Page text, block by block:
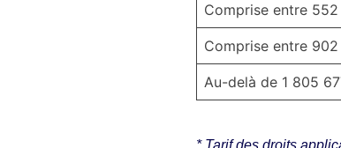
Comprise entre
Comprise entre
Au-delà de 1 805
* Tarif des droits